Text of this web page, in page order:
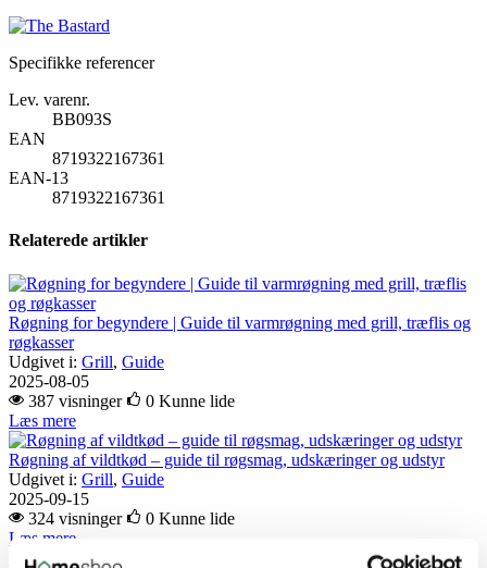
Specifikke referencer
Lev. varenr.
BB093S
EAN
8719322167361
EAN-13
8719322167361
Relaterede artikler
Røgning for begyndere | Guide til varmrøgning med grill, træflis og
røgkasser
Udgivet i: Grill, Guide
2025-08-05
387 visninger
0 Kunne lide
Læs mere
Røgning af vildtkød – guide til røgsmag, udskæringer og udstyr
Udgivet i: Grill, Guide
2025-09-15
324 visninger
0 Kunne lide
Læs mere
Skriv produktanmeldelse